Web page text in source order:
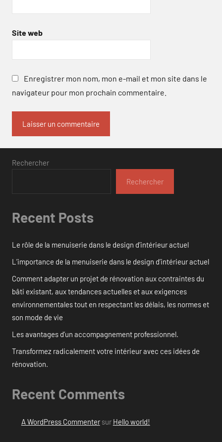
Site web
Enregistrer mon nom, mon e-mail et mon site dans le
navigateur pour mon prochain commentaire.
Rechercher
Rechercher
Recent Posts
Le rôle de la menuiserie dans le design d’intérieur actuel
L’importance de la menuiserie dans le design d’intérieur actuel
Comment adapter un projet de rénovation aux contraintes du
bâti existant, aux tendances actuelles et aux exigences
environnementales tout en respectant les délais, les normes et
son mode de vie
Les avantages d’un accompagnement professionnel.
Transformez radicalement votre intérieur avec ces idées de
rénovation.
Recent Comments
A WordPress Commentersur Hello world!